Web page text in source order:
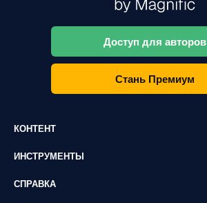
Доступ для авторов
Стань Премиум
КОНТЕНТ
ИНСТРУМЕНТЫ
СПРАВКА